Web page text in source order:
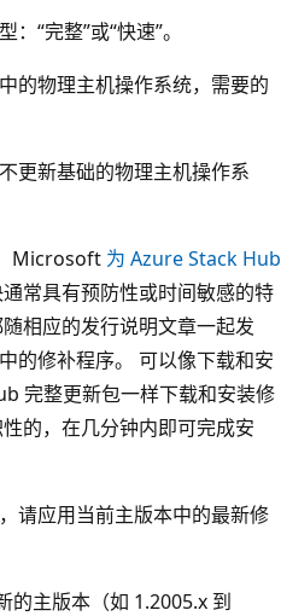
“完整”或“快速”。
的物理主机操作系统，需要的
更新基础的物理主机操作系
Microsoft 为 Azure Stack Hub
常具有预防性或时间敏感的特
相应的发行说明文章一起发
的修补程序。 可以像下载和安
完整更新包一样下载和安装修
的，在几分钟内即可完成安
请应用当前主版本中的最新修
的主版本（如 1.2005.x 到